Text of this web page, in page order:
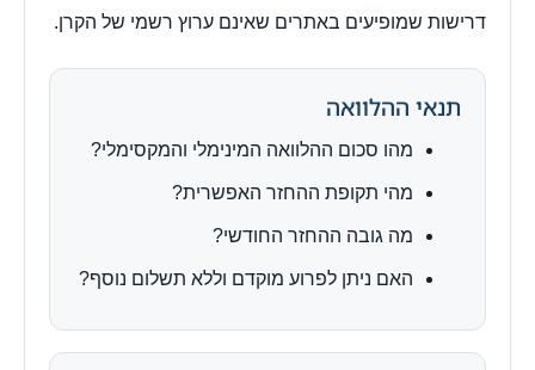
דרישות שמופיעים באתרים שאינם ערוץ רשמי של הקרן.
תנאי ההלוואה
מהו סכום ההלוואה המינימלי והמקסימלי?
מהי תקופת ההחזר האפשרית?
מה גובה ההחזר החודשי?
האם ניתן לפרוע מוקדם וללא תשלום נוסף?